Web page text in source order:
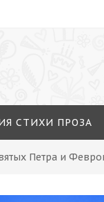
СТИХИ ПРОЗА
Петра и